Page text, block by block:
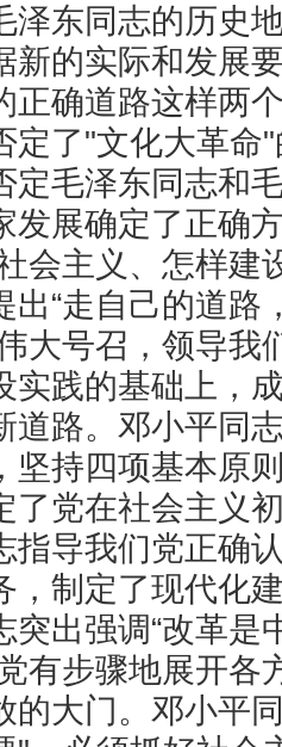
泽东同志的历史
新的实际和发展
正确道路这样两
定了"文化大革命
定毛泽东同志和
发展确定了正确
会主义、怎样建
出“走自己的道路
大号召，领导我
实践的基础上，
道路。邓小平同
坚持四项基本原
了党在社会主义
指导我们党正确
，制定了现代化
突出强调“改革是
有步骤地展开各
的大门。邓小平